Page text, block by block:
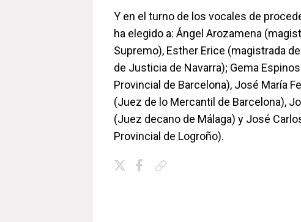
Y en el turno de los vocales de
ha elegido a: Ángel Arozamena
Supremo), Esther Erice (magistrada
de Justicia de Navarra); Gema
Provincial de Barcelona), José María
(Juez de lo Mercantil de Barcelona),
(Juez decano de Málaga) y José
Provincial de Logroño).